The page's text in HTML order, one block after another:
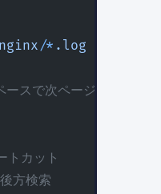
* .log
スで次ページ、qで終了
カット
方検索